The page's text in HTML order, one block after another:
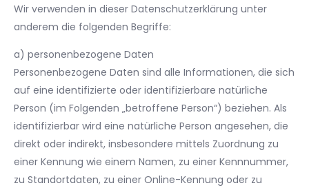
Wir verwenden in dieser Datenschutzerklärung unter
anderem die folgenden Begriffe:
a) personenbezogene Daten
Personenbezogene Daten sind alle Informationen, die sich
auf eine identifizierte oder identifizierbare natürliche
Person (im Folgenden „betroffene Person“) beziehen. Als
identifizierbar wird eine natürliche Person angesehen, die
direkt oder indirekt, insbesondere mittels Zuordnung zu
einer Kennung wie einem Namen, zu einer Kennnummer,
zu Standortdaten, zu einer Online-Kennung oder zu